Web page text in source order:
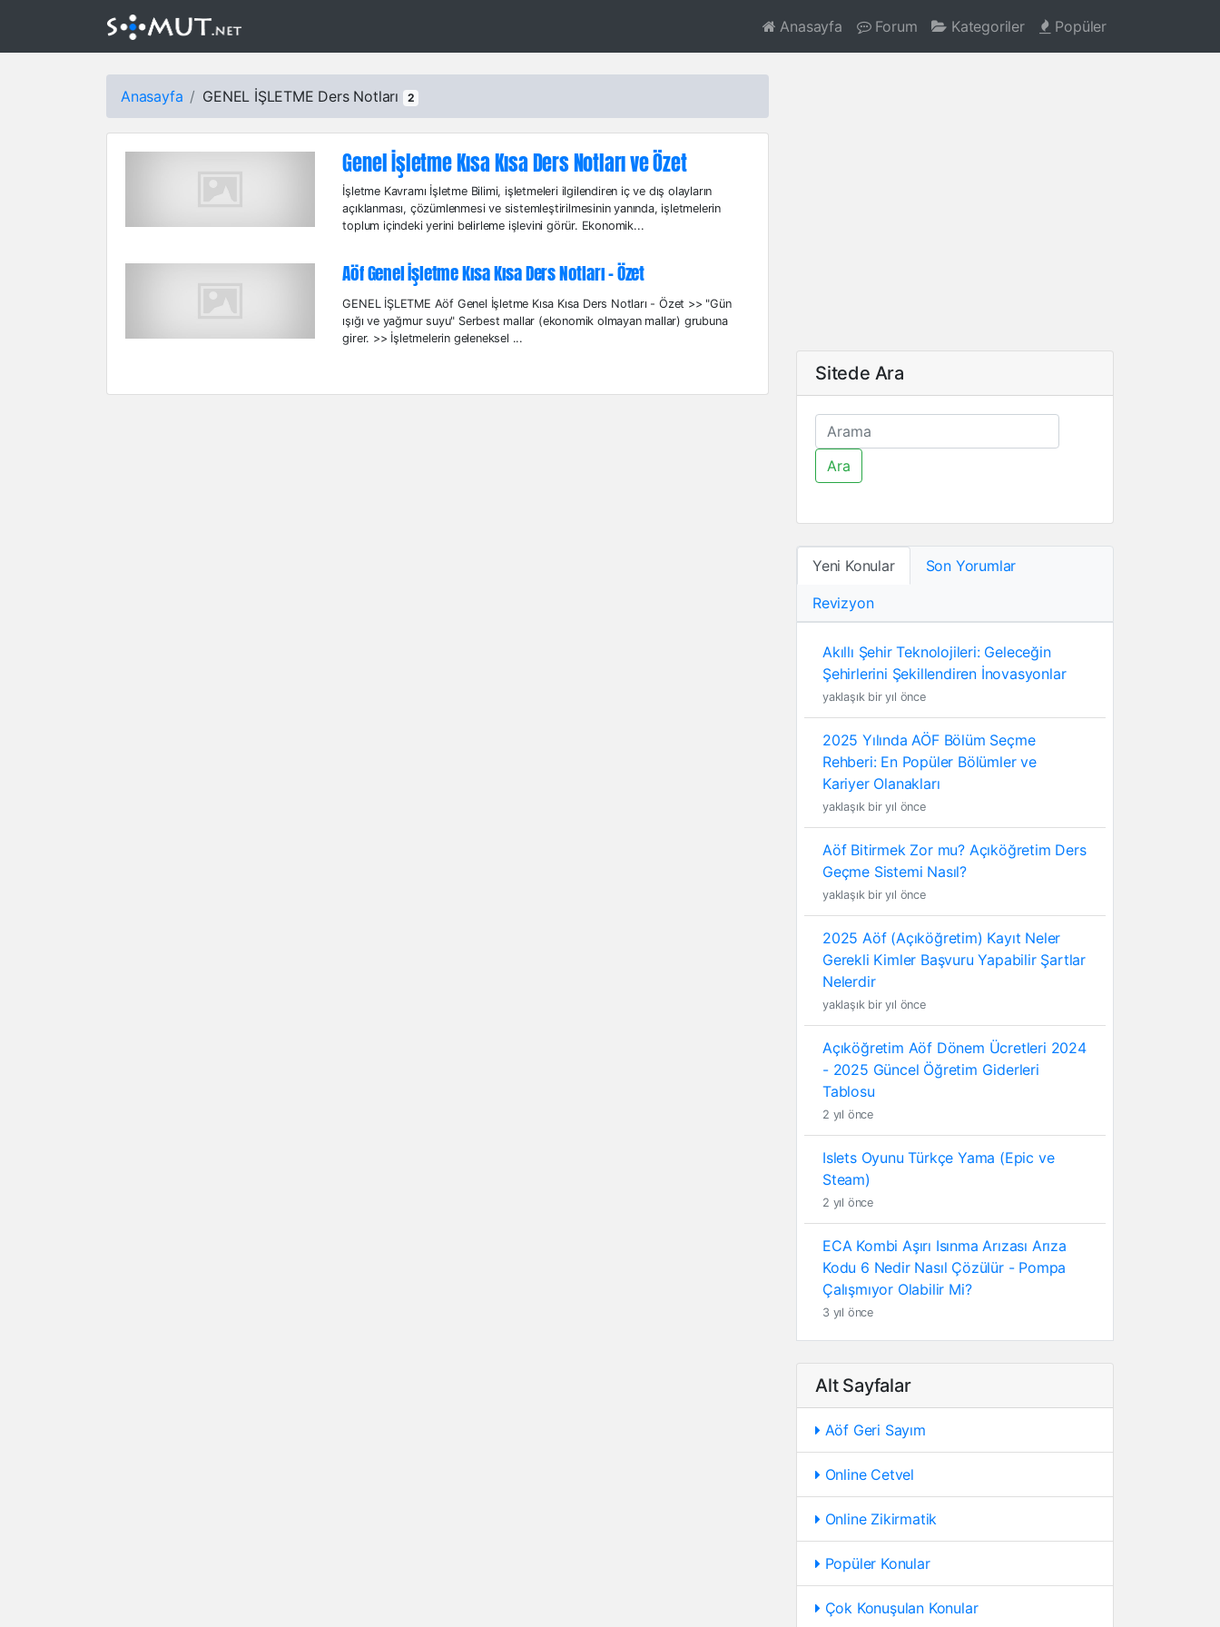
Anasayfa Forum Kategoriler Popüler
Anasayfa GENEL İŞLETME Ders Notları 2
Genel İşletme Kısa Kısa Ders Notları ve Özet
İşletme Kavramı İşletme Bilimi, işletmeleri ilgilendiren iç ve dış olayların
açıklanması, çözümlenmesi ve sistemleştirilmesinin yanında, işletmelerin
toplum içindeki yerini belirleme işlevini görür. Ekonomik...
Aöf Genel İşletme Kısa Kısa Ders Notları - Özet
GENEL İŞLETME Aöf Genel İşletme Kısa Kısa Ders Notları - Özet >> "Gün
ışığı ve yağmur suyu" Serbest mallar (ekonomik olmayan mallar) grubuna
girer. >> İşletmelerin geleneksel ...
Sitede Ara
Ara
Yeni Konular Son Yorumlar
Revizyon
Akıllı Şehir Teknolojileri: Geleceğin
Şehirlerini Şekillendiren İnovasyonlar
yaklaşık bir yıl önce
2025 Yılında AÖF Bölüm Seçme
Rehberi: En Popüler Bölümler ve
Kariyer Olanakları
yaklaşık bir yıl önce
Aöf Bitirmek Zor mu? Açıköğretim Ders
Geçme Sistemi Nasıl?
yaklaşık bir yıl önce
2025 Aöf (Açıköğretim) Kayıt Neler
Gerekli Kimler Başvuru Yapabilir Şartlar
Nelerdir
yaklaşık bir yıl önce
Açıköğretim Aöf Dönem Ücretleri 2024
- 2025 Güncel Öğretim Giderleri
Tablosu
2 yıl önce
Islets Oyunu Türkçe Yama (Epic ve
Steam)
2 yıl önce
ECA Kombi Aşırı Isınma Arızası Arıza
Kodu 6 Nedir Nasıl Çözülür - Pompa
Çalışmıyor Olabilir Mi?
3 yıl önce
Alt Sayfalar
Aöf Geri Sayım
Online Cetvel
Online Zikirmatik
Popüler Konular
Çok Konuşulan Konular